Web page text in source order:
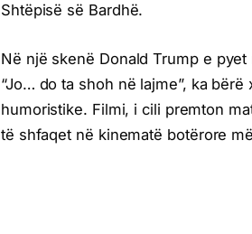
Shtëpisë së Bardhë.
Në një skenë Donald Trump e
“Jo… do ta shoh në lajme”, ka
humoristike. Filmi, i cili premton
të shfaqet në kinematë botërore